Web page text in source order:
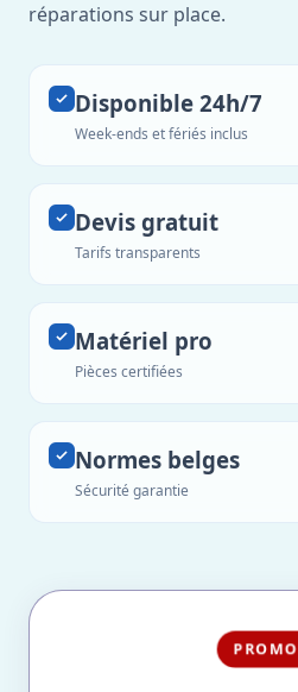
réparations sur place.
Disponible 24h/7
Week-ends et fériés inclus
Devis gratuit
Tarifs transparents
Matériel pro
Pièces certifiées
Normes belges
Sécurité garantie
PROMO